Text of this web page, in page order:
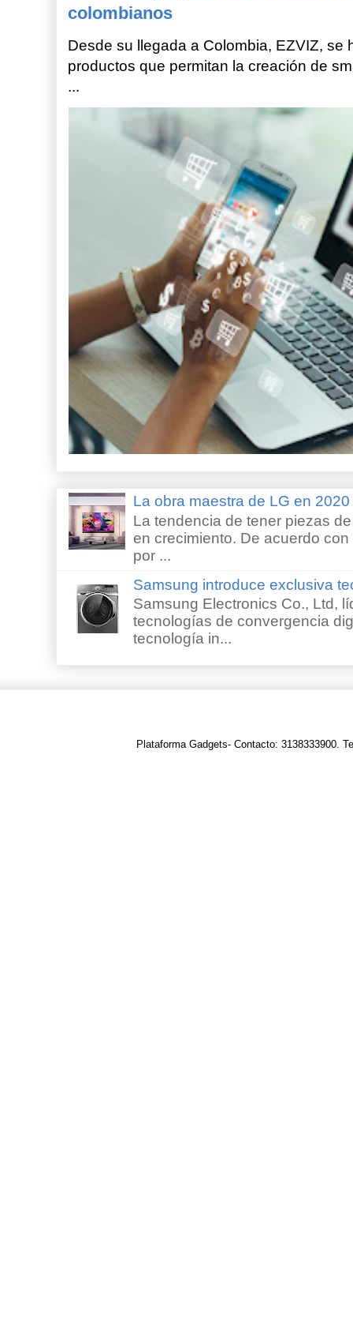
colombianos
Desde su llegada a Colombia, EZVIZ, se
productos que permitan la creación de
...
La obra maestra de LG en
La tendencia de tener piezas
en crecimiento. De acuerdo
por ...
Samsung introduce exclusiva
Samsung Electronics Co., Ltd,
tecnologías de convergencia
tecnología in...
Plataforma Gadgets- Contacto: 3138333900.